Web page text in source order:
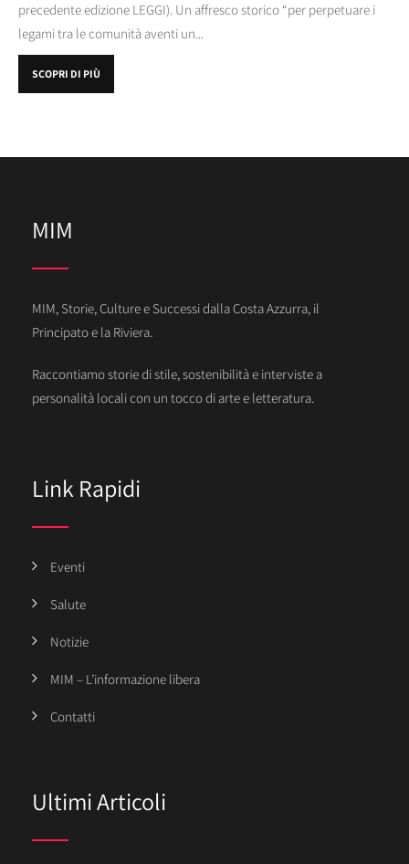
precedente edizione LEGGI). Un affresco storico “per perpetuare i
legami tra le comunità aventi un...
SCOPRI DI PIÙ
MIM
MIM, Storie, Culture e Successi dalla Costa Azzurra, il
Principato e la Riviera.
Raccontiamo storie di stile, sostenibilità e interviste a
personalità locali con un tocco di arte e letteratura.
Link Rapidi
Eventi
Salute
Notizie
MIM – L’informazione libera
Contatti
Ultimi Articoli